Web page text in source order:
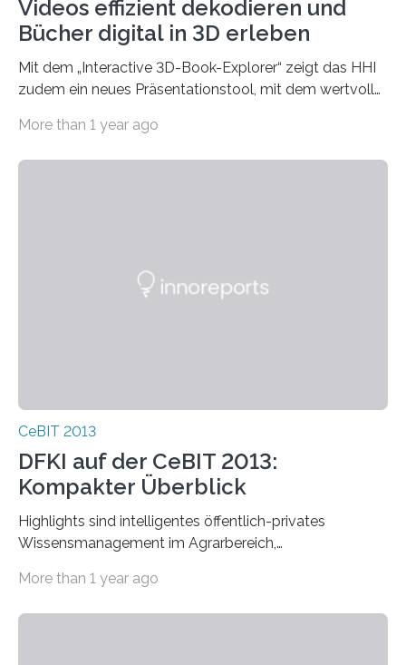
Videos effizient dekodieren und
Bücher digital in 3D erleben
Mit dem „Interactive 3D-Book-Explorer“ zeigt das HHI
zudem ein neues Präsentationstool, mit dem wertvolle,
More than 1 year ago
CeBIT 2013
DFKI auf der CeBIT 2013:
Kompakter Überblick
Highlights sind intelligentes öffentlich-privates
Wissensmanagement im Agrarbereich,
Menschengruppen oder das…
More than 1 year ago